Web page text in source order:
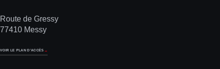
Route de Gressy
77410 Messy
VOIR LE PLAN D’ACCÈS →